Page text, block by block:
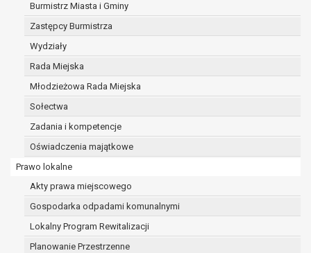
Burmistrz Miasta i Gminy
Zastępcy Burmistrza
Wydziały
Rada Miejska
Młodzieżowa Rada Miejska
Sołectwa
Zadania i kompetencje
Oświadczenia majątkowe
Prawo lokalne
Akty prawa miejscowego
Gospodarka odpadami komunalnymi
Lokalny Program Rewitalizacji
Planowanie Przestrzenne
ul. 1 Maja 16
74 -100 Gryfino
telefon: 91 416 20 11
e-mail:burmistrz@gryfino.pl
Dane kontaktowe Inspektora Ochrony Danych:
telefon: 91 416 20 11
e-mail:
Pani/Pana dane osobowe przetwarzane są
zgodnie z obowiązującymi przepisami prawa w
celu:
marca 1990 r. o samorządzie gminnym
(Dz.U. z 2017r., poz. 1875 ze zm.) oraz z
szeregu ustaw kompetencyjnych
(merytorycznych), a także obowiązków i